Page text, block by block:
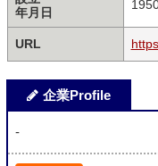
年月日
URL
企業Profile
-